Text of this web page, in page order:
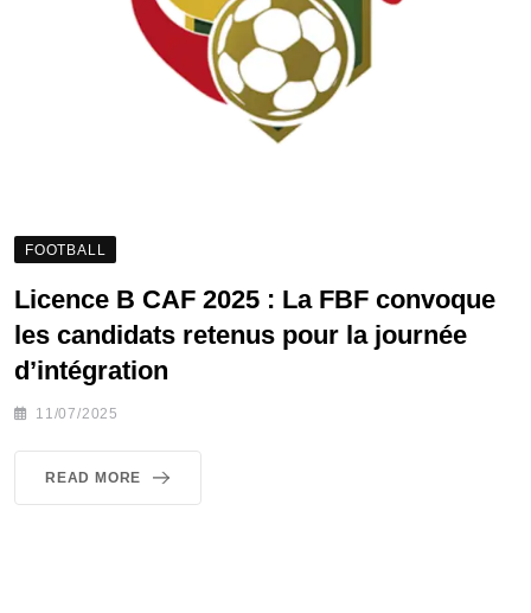
FOOTBALL
Licence B CAF 2025 : La FBF convoque
les candidats retenus pour la journée
d’intégration
11/07/2025
READ MORE